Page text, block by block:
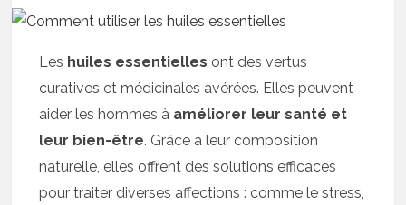
Les huiles essentielles ont des vertus
curatives et médicinales avérées. Elles peuvent
aider les hommes à améliorer leur santé et
leur bien-être. Grâce à leur composition
naturelle, elles offrent des solutions efficaces
pour traiter diverses affections : comme le stress,